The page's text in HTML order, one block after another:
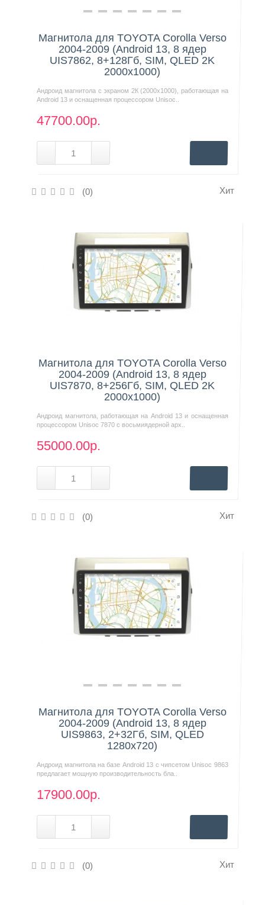
Нашли дешевле?
Магнитола для TOYOTA Corolla Verso
2004-2009 (Android 13, 8 ядер
UIS7862, 8+128Гб, SIM, QLED 2K
2000x1000)
Андроид магнитола с экраном 2К (2000х1000), работающая на
Android 13 и оснащенная процессором Unisoc..
47700.00р.
(0) Хит
Магнитола для TOYOTA Corolla Verso
2004-2009 (Android 13, 8 ядер
UIS7870, 8+256Гб, SIM, QLED 2K
2000x1000)
Андроид магнитола, работающая на Android 13 и оснащенная
процессором Unisoc 7870 с восьмиядерной арх..
55000.00р.
(0) Хит
Нашли дешевле?
Магнитола для TOYOTA Corolla Verso
2004-2009 (Android 13, 8 ядер
UIS9863, 2+32Гб, SIM, QLED
1280x720)
Андроид магнитола на базе Android 13 с чипсетом Unisoc 9863
предлагает мощную производительность бла..
17900.00р.
(0) Хит